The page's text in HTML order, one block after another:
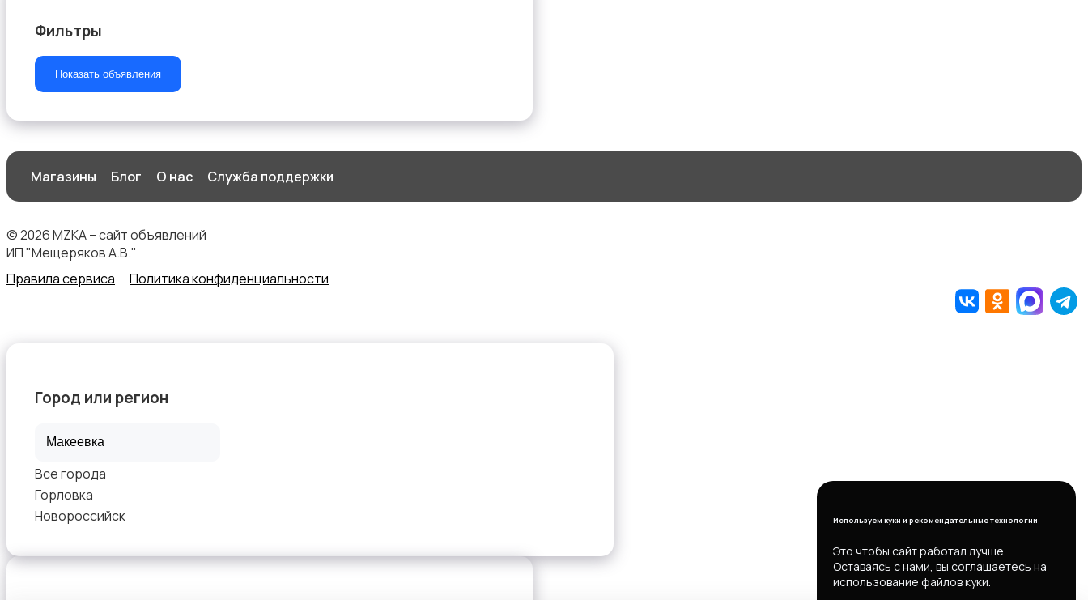
Фильтры
Показать объявления
Магазины Блог О нас Служба поддержки
© 2026 MZKA – сайт объявлений
ИП "Мещеряков А.В."
Правила сервиса
Политика конфиденциальности
Используем куки и рекомендательные технологии
Это чтобы сайт работал лучше.
Оставаясь с нами, вы соглашаетесь на
использование файлов куки.
Город или регион
Все города
Горловка
Новороссийск